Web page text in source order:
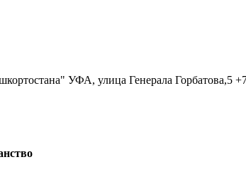
УФА, улица Генерала Горбатова,5